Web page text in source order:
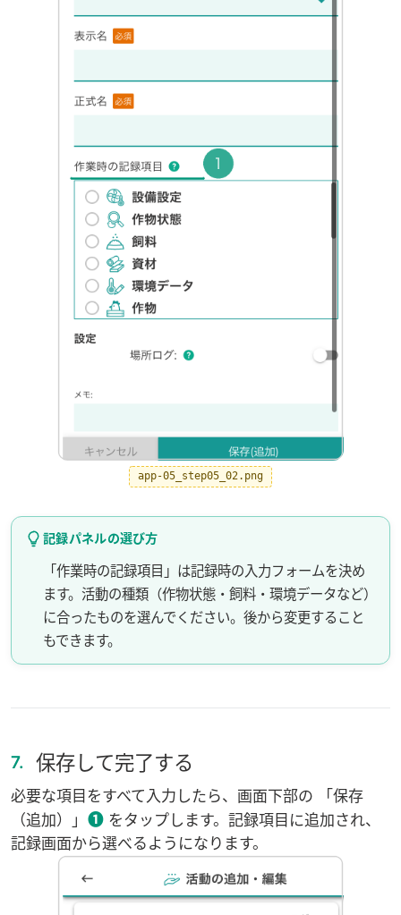
app-05_step05_02.png
記録パネルの選び方
「作業時の記録項目」は記録時の入力フォームを決め
ます。活動の種類（作物状態・飼料・環境データなど）
に合ったものを選んでください。後から変更すること
もできます。
7. 保存して完了する
必要な項目をすべて入力したら、画面下部の 「保存
（追加）」 ❶ をタップします。記録項目に追加され、
記録画面から選べるようになります。